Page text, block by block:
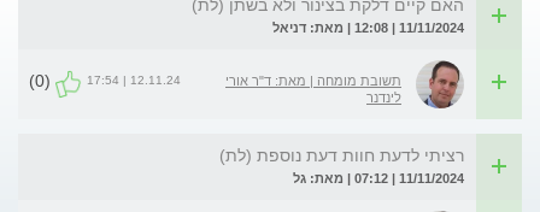
האם קיים דלקת בצינור ולא בשתן (לת)
11/11/2024 | 12:08 | מאת: דניאל
תשובת מומחה | מאת: ד"ר אורי
לינדנר
12.11.24 | 17:54
(0)
רציתי לדעת חוות דעת נוספת (לת)
11/11/2024 | 07:12 | מאת: גל